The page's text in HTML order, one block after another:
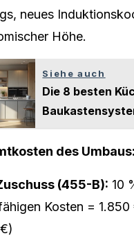
neues
Höhe.
Siehe auch
Die 8 besten
des Umbaus:
(455-B): 10
Kosten = 1.850